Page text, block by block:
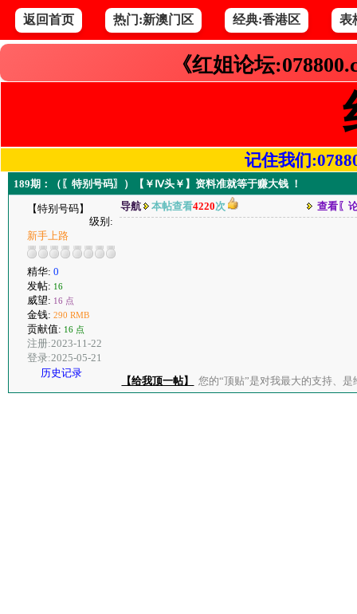
返回首页 热门:新澳门区 经典:香港区 表
《红姐论坛
记住我们
189期：（〖特别号码〗）【￥Ⅳ头￥】资料准就等于赚大钱 ！
【特别号码】
级别:
新手上路
精华: 0
发帖: 16
威望: 16 点
金钱: 290 RMB
贡献值: 16 点
注册:2023-11-22
登录:2025-05-21
历史记录
导航 本帖查看4220次 查看〖
【给我顶一帖】 您的“顶贴”是对我最大的支持、